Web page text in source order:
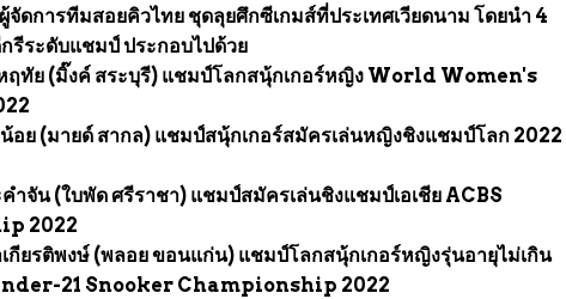
จัดการทีมสอยคิวไทย ชุดลุยศึกซีเกมส์ที่ประเทศเวียดนาม โดยนำ 4
รีระดับแชมป์ ประกอบไปด้วย
ฤทัย (มิ๊งค์ สระบุรี) แชมป์โลกสนุ้กเกอร์หญิง World Women's
ย (มายด์ สากล) แชมป์สนุ้กเกอร์สมัครเล่นหญิงชิงแชมป์โลก 2022
ำจัน (ใบพัด ศรีราชา) แชมป์สมัครเล่นชิงแชมป์เอเชีย ACBS
2022
กียรติพงษ์ (พลอย ขอนแก่น) แชมป์โลกสนุ้กเกอร์หญิงรุ่นอายุไม่เกิน
21 Snooker Championship 2022